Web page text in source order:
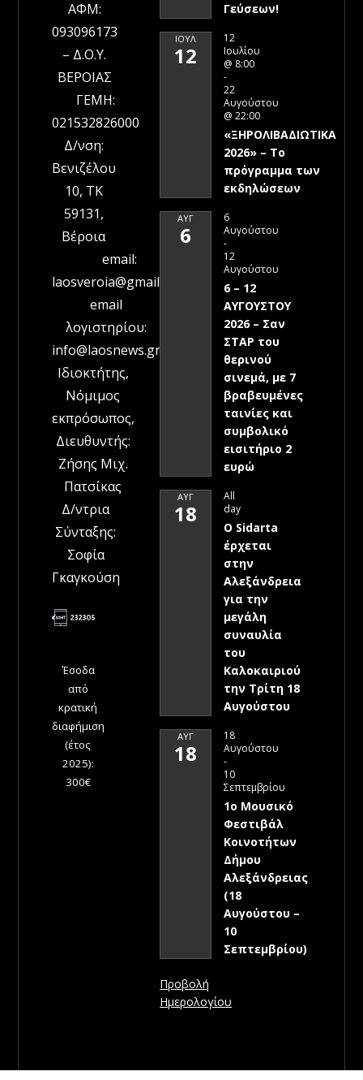
ΑΦΜ:
093096173
– Δ.Ο.Υ.
ΒΕΡΟΙΑΣ
ΓΕΜΗ:
021532826000
Δ/νση:
Βενιζέλου
10, ΤΚ
59131,
Βέροια
email:
laosveroia@gmail.com
email
λογιστηρίου:
info@laosnews.gr
Ιδιοκτήτης,
Νόμιμος
εκπρόσωπος,
Διευθυντής:
Ζήσης Μιχ.
Πατσίκας
Δ/ντρια
Σύνταξης:
Σοφία
Γκαγκούση
Έσοδα
από
κρατική
διαφήμιση
(έτος
2025):
300€
Γεύσεων!
ΙΟΎΛ
12
12
Ιουλίου
@ 8:00
-
22
Αυγούστου
@ 22:00
«ΞΗΡΟΛΙΒΑΔΙΩΤΙΚΑ
2026» – To
πρόγραμμα των
εκδηλώσεων
ΑΥΓ
6
6
Αυγούστου
-
12
Αυγούστου
6 – 12
ΑΥΓΟΥΣΤΟΥ
2026 – Σαν
ΣΤΑΡ του
θερινού
σινεμά, με 7
βραβευμένες
ταινίες και
συμβολικό
εισιτήριο 2
ευρώ
ΑΥΓ
18
All
day
Ο Sidarta
έρχεται
στην
Αλεξάνδρεια
για την
μεγάλη
συναυλία
του
Καλοκαιριού
την Τρίτη 18
Αυγούστου
ΑΥΓ
18
18
Αυγούστου
-
10
Σεπτεμβρίου
1ο Μουσικό
Φεστιβάλ
Κοινοτήτων
Δήμου
Αλεξάνδρειας
(18
Αυγούστου –
10
Σεπτεμβρίου)